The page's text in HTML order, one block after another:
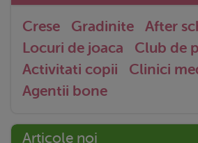
Crese Gradinite After
Locuri de joaca
Club de
Activitati copii
Clinici
Agentii bone
Articole noi